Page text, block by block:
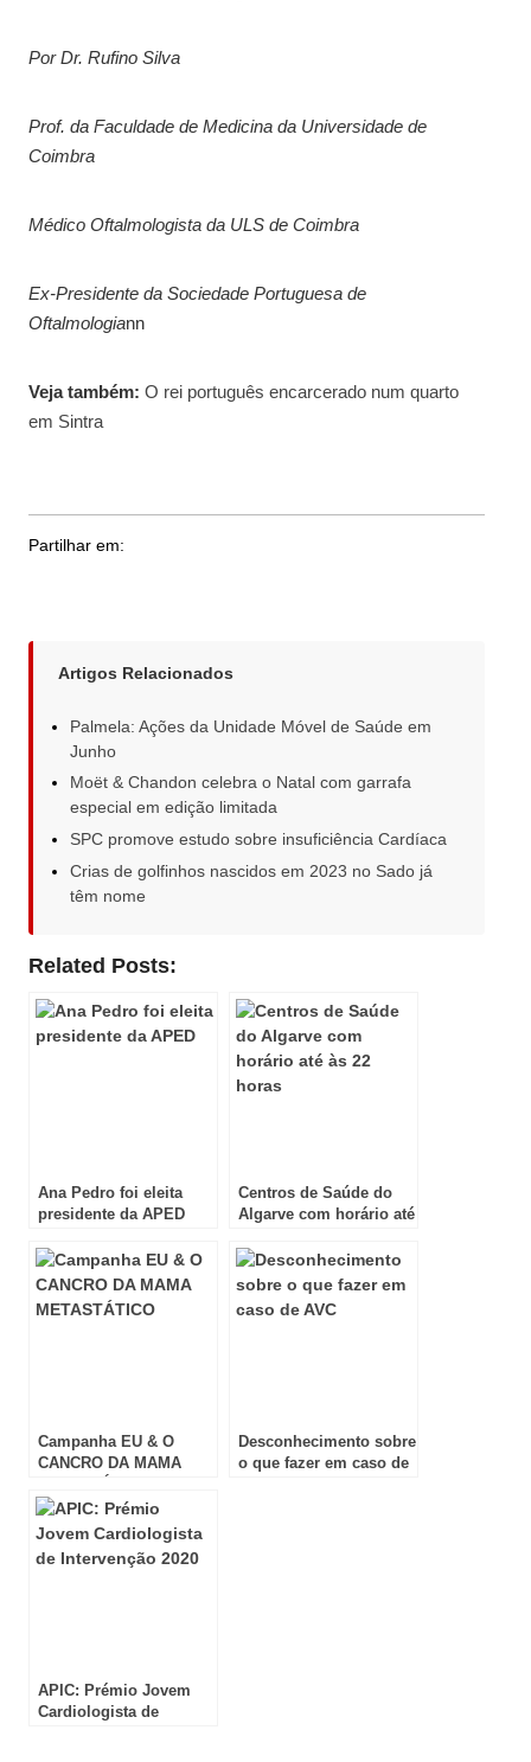
Por Dr. Rufino Silva
Prof. da Faculdade de Medicina da Universidade de
Coimbra
Médico Oftalmologista da ULS de Coimbra
Ex-Presidente da Sociedade Portuguesa de
Oftalmologiann
Veja também: O rei português encarcerado num quarto
em Sintra
Partilhar em:
Artigos Relacionados
Palmela: Ações da Unidade Móvel de Saúde em
Junho
Moët & Chandon celebra o Natal com garrafa
especial em edição limitada
SPC promove estudo sobre insuficiência Cardíaca
Crias de golfinhos nascidos em 2023 no Sado já
têm nome
Related Posts:
Ana Pedro foi eleita
presidente da APED
Centros de Saúde do
Algarve com horário até
Campanha EU & O
CANCRO DA MAMA
Desconhecimento sobre
o que fazer em caso de
APIC: Prémio Jovem
Cardiologista de